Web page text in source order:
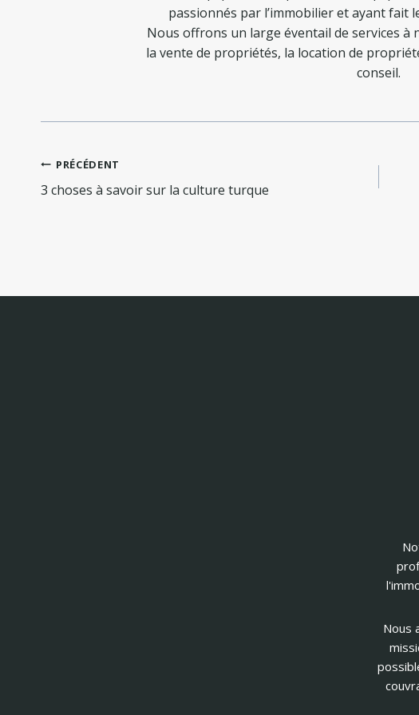
passionnés par l’immobilier et ayant fait
Nous offrons un large éventail de services à
la vente de propriétés, la location de
conseil.
Navigation
de
l’article
PRÉCÉDENT
3 choses à savoir sur la culture turque
Nous